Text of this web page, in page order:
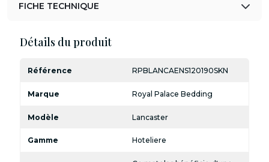
FICHE TECHNIQUE
Détails du produit
Référence RPBLANCAENS120190SKN
Marque Royal Palace Bedding
Modèle Lancaster
Gamme Hoteliere